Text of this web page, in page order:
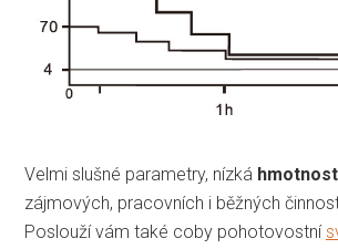
Velmi slušné parametry, nízká
zájmových, pracovních i běžných
Poslouží vám také coby pohotovostní